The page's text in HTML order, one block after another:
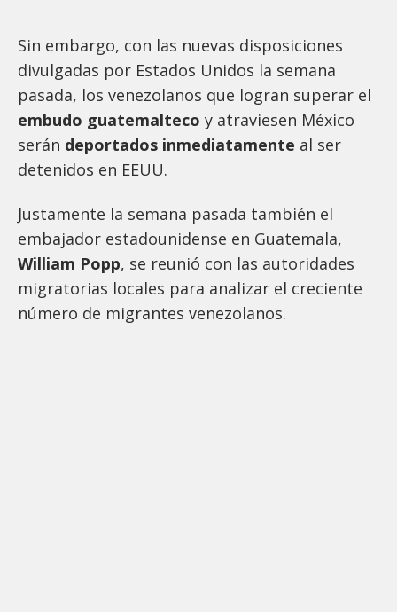
Sin embargo, con las nuevas disposiciones
divulgadas por Estados Unidos la semana
pasada, los venezolanos que logran superar el
embudo guatemalteco y atraviesen México
serán deportados inmediatamente al ser
detenidos en EEUU.
Justamente la semana pasada también el
embajador estadounidense en Guatemala,
William Popp, se reunió con las autoridades
migratorias locales para analizar el creciente
número de migrantes venezolanos.